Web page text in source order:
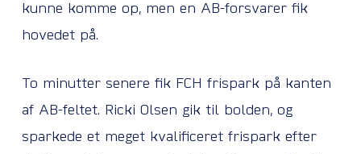
kunne komme op, men en AB-forsvarer fik
hovedet på.
To minutter senere fik FCH frispark på kanten
af AB-feltet. Ricki Olsen gik til bolden, og
sparkede et meget kvalificeret frispark efter